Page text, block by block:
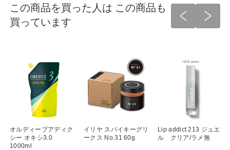
この商品を買った人は この商品も
買っています
オルディーブアディク
シー オキシ3.0
1000ml
イリヤ スパイキーグリ
ークス No.31 60g
Lip addict 213 ジュエ
ル クリア/ラメ無